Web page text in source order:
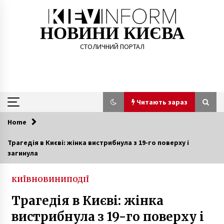
НОВИНИ КИЄВА
СТОЛИЧНИЙ ПОРТАЛ
Читають зараз
Читають зараз
Росією
7 років ago
Відеопрогулянка містом Київ у 1991 році
2 роки ago
Home
Трагедія в Києві: жінка вистрибнула з 19-го поверху і
загинула
КИЇВНОВИНИПОДІЇ
Трагедія в Києві: жінка
вистрибнула з 19-го поверху і